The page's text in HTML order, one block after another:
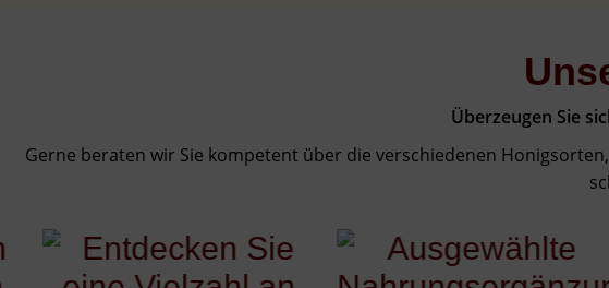
Überzeugen Sie
Gerne beraten wir Sie kompetent über die verschiedenen